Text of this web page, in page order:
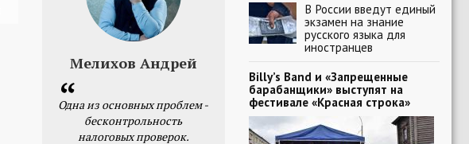
Мелихов Андрей
Одна из основных проблем -
бесконтрольность
налоговых проверок.
В России введут единый
экзамен на знание
русского языка для
иностранцев
Billy’s Band и «Запрещенные
барабанщики» выступят на
фестивале «Красная строка»